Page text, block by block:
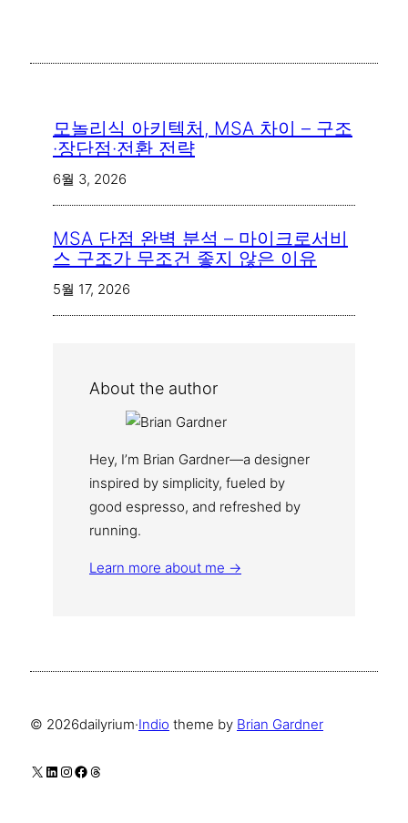
모놀리식 아키텍처, MSA 차이 – 구조
·장단점·전환 전략
6월 3, 2026
MSA 단점 완벽 분석 – 마이크로서비
스 구조가 무조건 좋지 않은 이유
5월 17, 2026
About the author
Hey, I’m Brian Gardner—a designer
inspired by simplicity, fueled by
good espresso, and refreshed by
running.
Learn more about me →
© 2026dailyrium·Indio theme by Brian Gardner
X LinkedIn
Instagram
Facebook
Threads